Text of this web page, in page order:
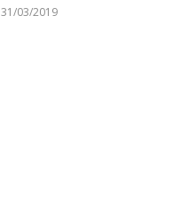
31/03/2019